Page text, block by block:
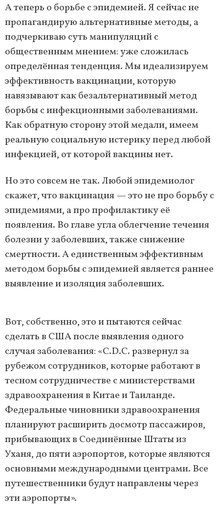
А теперь о борьбе с эпидемией. Я сейчас не
пропагандирую альтернативные методы, а
подчеркиваю суть манипуляций с
общественным мнением: уже сложилась
определённая тенденция. Мы идеализируем
эффективность вакцинации, которую
навязывают как безальтернативный метод
борьбы с инфекционными заболеваниями.
Как обратную сторону этой медали, имеем
реальную социальную истерику перед любой
инфекцией, от которой вакцины нет.
Но это совсем не так. Любой эпидемиолог
скажет, что вакцинация — это не про борьбу с
эпидемиями, а про профилактику её
появления. Во главе угла облегчение течения
болезни у заболевших, также снижение
смертности. А единственным эффективным
методом борьбы с эпидемией является раннее
выявление и изоляция заболевших.
Вот, собственно, это и пытаются сейчас
сделать в США после выявления одного
случая заболевания: «C.D.C. развернул за
рубежом сотрудников, которые работают в
тесном сотрудничестве с министерствами
здравоохранения в Китае и Таиланде.
Федеральные чиновники здравоохранения
планируют расширить досмотр пассажиров,
прибывающих в Соединённые Штаты из
Уханя, до пяти аэропортов, которые являются
основными международными центрами. Все
путешественники будут направлены через
эти аэропорты».